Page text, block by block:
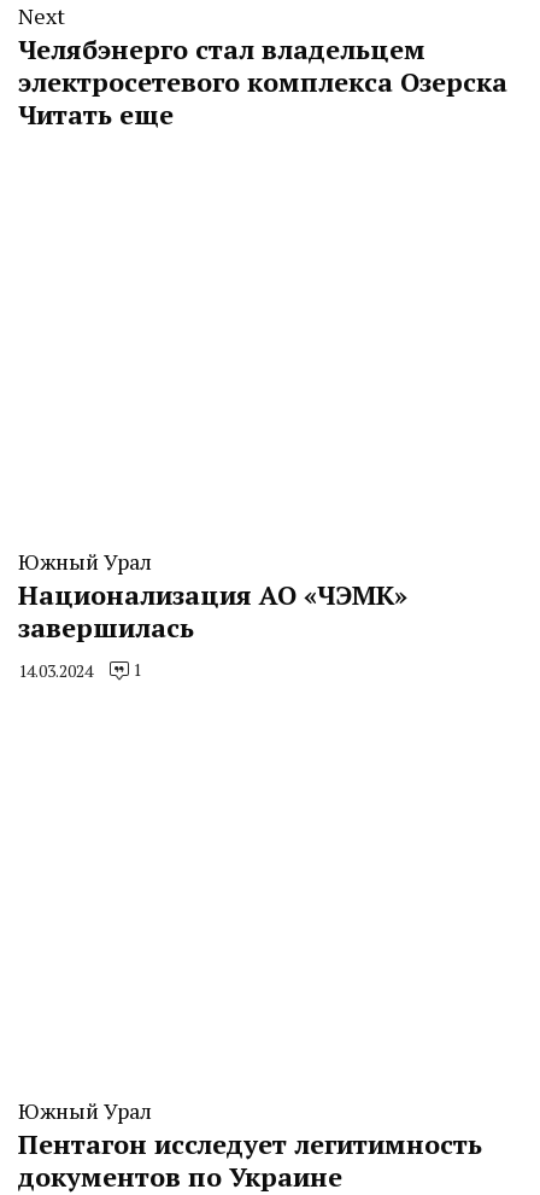
Next
Челябэнерго стал владельцем
электросетевого комплекса Озерска
Читать еще
Южный Урал
Национализация АО «ЧЭМК»
завершилась
By
14.03.2024 1
Южный Урал
Пентагон исследует легитимность
документов по Украине